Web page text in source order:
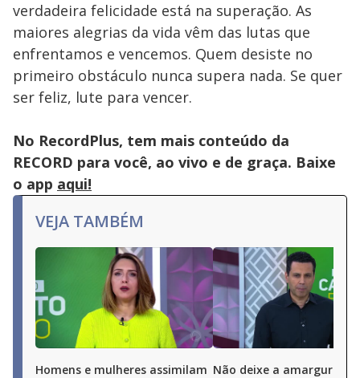
verdadeira felicidade está na superação. As
maiores alegrias da vida vêm das lutas que
enfrentamos e vencemos. Quem desiste no
primeiro obstáculo nunca supera nada. Se quer
ser feliz, lute para vencer.
No RecordPlus, tem mais conteúdo da
RECORD para você, ao vivo e de graça. Baixe
o app aqui!
VEJA TAMBÉM
Homens e mulheres assimilam Não deixe a amargura